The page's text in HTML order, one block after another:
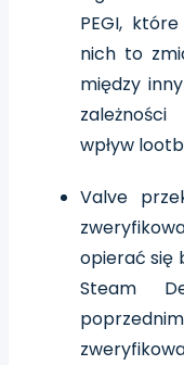
PEGI,
nich to
między
wpływ
Valve
opierać się
Steam